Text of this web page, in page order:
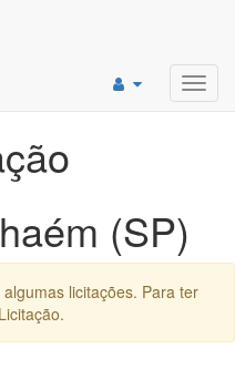
(SP)
licitações. Para ter